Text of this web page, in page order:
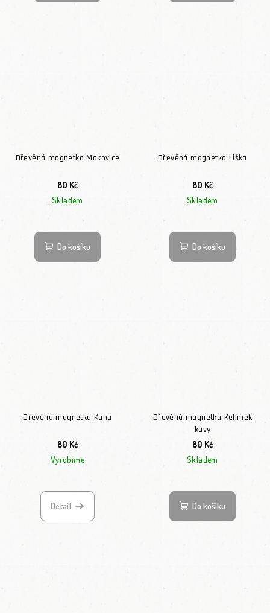
Dřevěná magnetka Makovice
80 Kč
Skladem
Do košíku
Dřevěná magnetka Liška
80 Kč
Skladem
Do košíku
Dřevěná magnetka Kuna
80 Kč
Vyrobíme
Detail
Dřevěná magnetka Kelímek
kávy
80 Kč
Skladem
Do košíku